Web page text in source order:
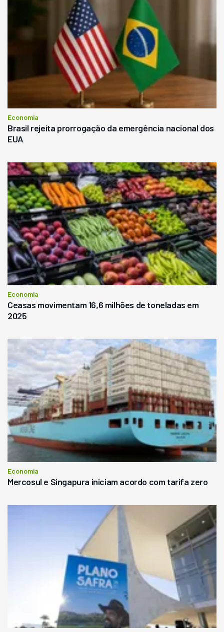
Economia
Brasil rejeita prorrogação da emergência nacional dos
EUA
Economia
Ceasas movimentam 16,6 milhões de toneladas em
2025
Economia
Mercosul e Singapura iniciam acordo com tarifa zero